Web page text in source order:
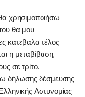
χρησιμοποιήσω
θα μου
κατέβαλα τέλος
η μεταβίβαση,
σε τρίτο.
δέσμευσης
Αστυνομίας